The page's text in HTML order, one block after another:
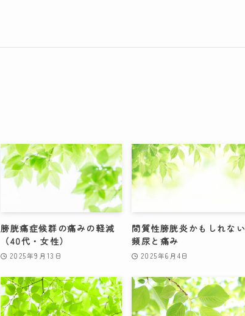
膀胱痛症候群の痛みの軽減
（40代・女性）
2025年9月13日
間質性膀胱炎かもしれない
頻尿と痛み
2025年6月4日